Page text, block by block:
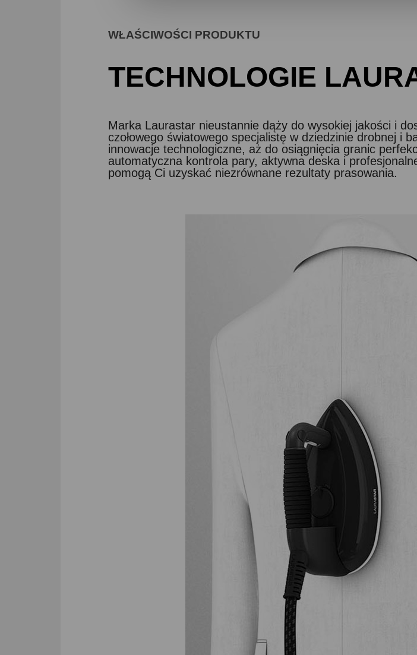
WŁAŚCIWOŚCI PRODUKTU
TECHNOLOGIE
Marka Laurastar nieustannie dąży do wysokiej jakości i
czołowego światowego specjalistę w dziedzinie drobnej i
innowacje technologiczne, aż do osiągnięcia granic
automatyczna kontrola pary, aktywna deska i
pomogą Ci uzyskać niezrównane rezultaty prasowania.